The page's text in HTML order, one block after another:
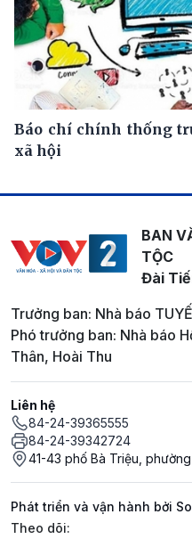
Báo chí chính thống
xã hội
BAN
TỘC
Đài
Trưởng ban: Nhà báo
Phó trưởng ban: Nhà báo
Thân, Hoài Thu
Liên hệ
84-24-39365555
84-24-39342724
41-43 phố Bà Triệu,
Phát triển và vận hành bởi
Mạng xã hội
Theo dõi: